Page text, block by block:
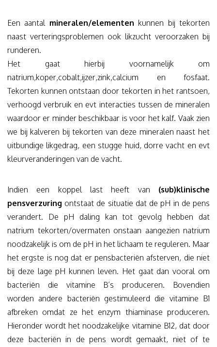
Een aantal mineralen/elementen kunnen bij tekorten
naast verteringsproblemen ook likzucht veroorzaken bij
runderen.
Het gaat hierbij voornamelijk om
natrium,koper,cobalt,ijzer,zink,calcium en fosfaat.
Tekorten kunnen ontstaan door tekorten in het rantsoen,
verhoogd verbruik en evt interacties tussen de mineralen
waardoor er minder beschikbaar is voor het kalf. Vaak zien
we bij kalveren bij tekorten van deze mineralen naast het
uitbundige likgedrag, een stugge huid, dorre vacht en evt
kleurveranderingen van de vacht.
Indien een koppel last heeft van (sub)klinische
pensverzuring ontstaat de situatie dat de pH in de pens
verandert. De pH daling kan tot gevolg hebben dat
natrium tekorten/overmaten onstaan aangezien natrium
noodzakelijk is om de pH in het lichaam te reguleren. Maar
het ergste is nog dat er pensbacteriën afsterven, die niet
bij deze lage pH kunnen leven. Het gaat dan vooral om
bacteriën die vitamine B’s produceren. Bovendien
worden andere bacteriën gestimuleerd die vitamine B1
afbreken omdat ze het enzym thiaminase produceren.
Hieronder wordt het noodzakelijke vitamine B12, dat door
deze bacteriën in de pens wordt gemaakt, niet of te